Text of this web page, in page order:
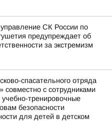
СК России по
предупреждает об
за экстремизм
спасательного отряда
совместно с сотрудниками
тренировочные
безопасности
для детей в детском